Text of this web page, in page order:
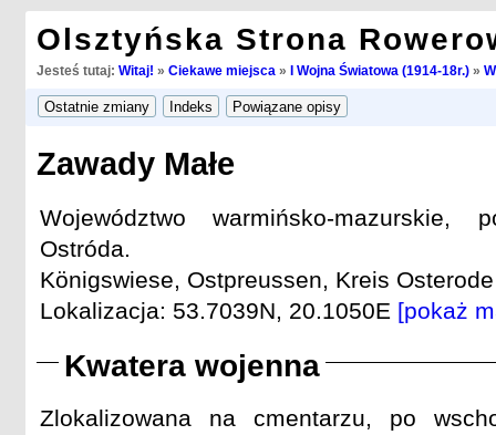
Olsztyńska Strona
Jesteś tutaj: Witaj! » Ciekawe miejsca » I Wojna Światowa (1914-18r.)»
Zawady Małe
Województwo warmińsko-mazurskie,
Ostróda.
Königswiese, Ostpreussen, Kreis
Lokalizacja: 53.7039N, 20.1050E [pokaż
Kwatera wojenna
Zlokalizowana na cmentarzu, po